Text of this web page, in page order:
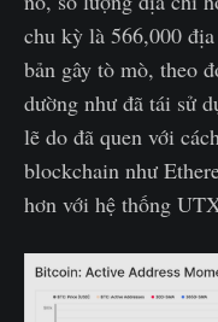
chu kỳ là 566,000
bản gây tò mò, theo
dường như đã tái sử
lẽ do đã quen với
blockchain như
hơn với hệ thống